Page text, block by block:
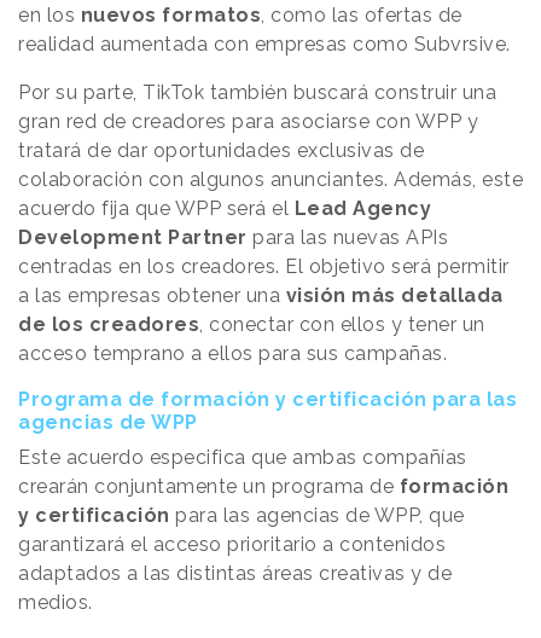
en los nuevos formatos, como las ofertas de
realidad aumentada con empresas como Subvrsive.
Por su parte, TikTok también buscará construir una
gran red de creadores para asociarse con WPP y
tratará de dar oportunidades exclusivas de
colaboración con algunos anunciantes. Además, este
acuerdo fija que WPP será el Lead Agency
Development Partner para las nuevas APIs
centradas en los creadores. El objetivo será permitir
a las empresas obtener una visión más detallada
de los creadores, conectar con ellos y tener un
acceso temprano a ellos para sus campañas.
Programa de formación y certificación para las
agencias de WPP
Este acuerdo especifica que ambas compañías
crearán conjuntamente un programa de formación
y certificación para las agencias de WPP, que
garantizará el acceso prioritario a contenidos
adaptados a las distintas áreas creativas y de
medios.